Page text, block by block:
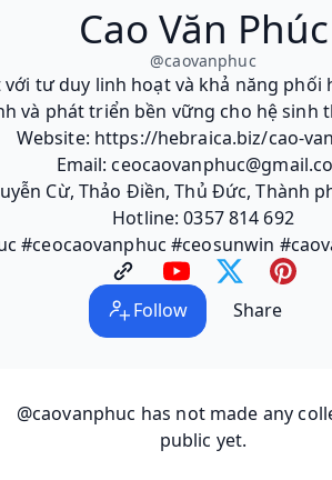
Cao Văn Phúc
@caovanphuc
với tư duy linh hoạt và khả năng
và phát triển bền vững cho hệ sinh
Website: https://hebraica.biz/cao-
Email:
Cừ, Thảo Điền, Thủ Đức, Thành
Hotline: 0357 814 692
#ceocaovanphuc #ceosunwin
Follow Share
@caovanphuc has not made any
public yet.